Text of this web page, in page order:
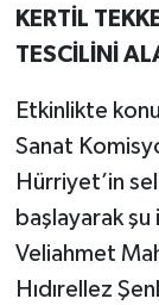
KERTİL
TESCİLİNİ
Etkinlikte
Sanat
Hürriyet’in
başlayarak şu
Veliahmet
Hıdırellez